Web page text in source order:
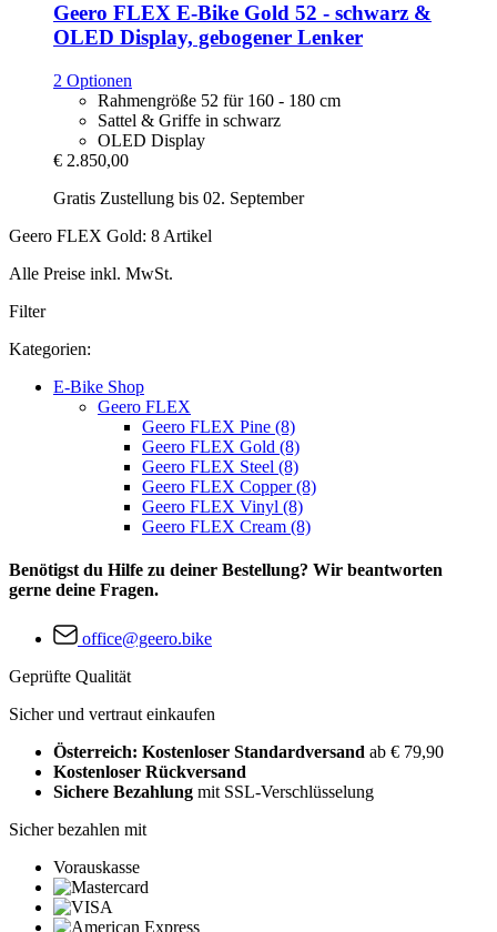
Geero FLEX E-​Bike Gold 52 -​ schwarz &
OLED Display, gebogener Lenker
2 Optionen
Rahmengröße 52 für 160 - 180 cm
Sattel & Griffe in schwarz
OLED Display
€ 2.850,00
Gratis Zustellung bis 02. September
Geero FLEX Gold: 8 Artikel
Alle Preise inkl. MwSt.
Filter
Kategorien:
E-Bike Shop
Geero FLEX
Geero FLEX Pine (8)
Geero FLEX Gold (8)
Geero FLEX Steel (8)
Geero FLEX Copper (8)
Geero FLEX Vinyl (8)
Geero FLEX Cream (8)
Benötigst du Hilfe zu deiner Bestellung? Wir beantworten
gerne deine Fragen.
office@geero.bike
Geprüfte Qualität
Sicher und vertraut einkaufen
Österreich: Kostenloser Standardversand ab € 79,90
Kostenloser Rückversand
Sichere Bezahlung mit SSL-Verschlüsselung
Sicher bezahlen mit
Vorauskasse